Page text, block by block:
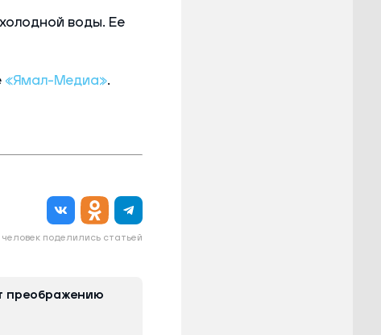
воды. Ее
«Ямал-Медиа».
человек поделились статьей
преображению